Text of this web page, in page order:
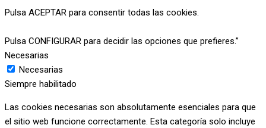
Pulsa ACEPTAR para consentir todas las cookies.
Pulsa CONFIGURAR para decidir las opciones que prefieres.”
Necesarias
Necesarias
Siempre habilitado
Las cookies necesarias son absolutamente esenciales para que
el sitio web funcione correctamente. Esta categoría solo incluye